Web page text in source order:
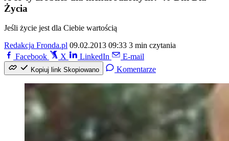
Życia
Jeśli życie jest dla Ciebie wartością
Redakcja Fronda.pl 09.02.2013 09:33 3 min czytania
Facebook
X LinkedIn E-mail
Kopiuj link Skopiowano Komentarze